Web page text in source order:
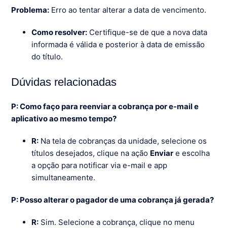
Problema: Erro ao tentar alterar a data de vencimento.
Como resolver: Certifique-se de que a nova data
informada é válida e posterior à data de emissão
do título.
Dúvidas relacionadas
P: Como faço para reenviar a cobrança por e-mail e
aplicativo ao mesmo tempo?
R: Na tela de cobranças da unidade, selecione os
títulos desejados, clique na ação Enviar e escolha
a opção para notificar via e-mail e app
simultaneamente.
P: Posso alterar o pagador de uma cobrança já gerada?
R: Sim. Selecione a cobrança, clique no menu